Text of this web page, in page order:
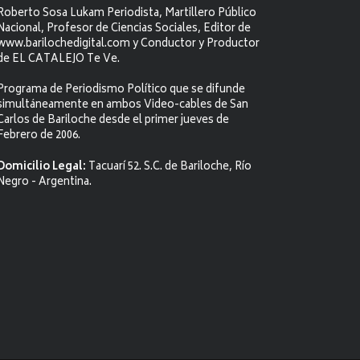
Sosa Lukam Periodista, Martillero Público
Profesor de Ciencias Sociales, Editor de
y Conductor y Productor
EL CATALEJO Te Ve.
de Periodismo Político que se difunde
en ambos Video-cables de San
de Bariloche desde el primer jueves de
de 2006.
Legal: Tacuarí 52. S.C. de Bariloche, Río
- Argentina.